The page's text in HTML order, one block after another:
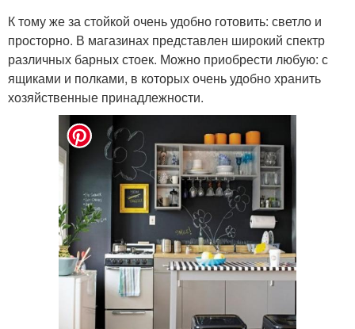
К тому же за стойкой очень удобно готовить: светло и
просторно. В магазинах представлен широкий спектр
различных барных стоек. Можно приобрести любую: с
ящиками и полками, в которых очень удобно хранить
хозяйственные принадлежности.